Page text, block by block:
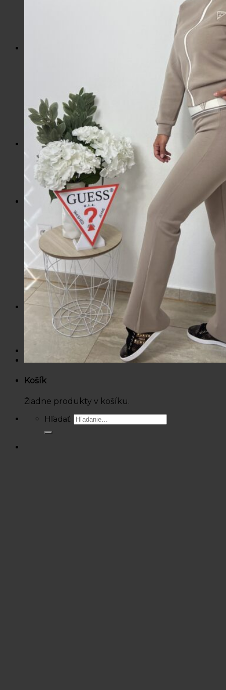
Hrnčeky a poháre s potlačou
Mikiny a svetre
Bundy
Nohavice a tepláky
Pánska obuv
Spodné prádlo
Pánske doplnky
Detská móda
0 – 3 roky
4-7 rokov
8-13 rokov
14-18 rokov
Detské doplnky
Dámska móda na každý deň
Bundy
Saká / Kabáty
Košele / Blúzky
Mikiny / Svetre
Nohavice / Tepláky
Sukne / Kraťasy
Súpravy
Tričká
Šaty
Doplnky
Bazárová ponuka
Dámske
Detské
Košík
Žiadne produkty v košíku.
Hľadať: